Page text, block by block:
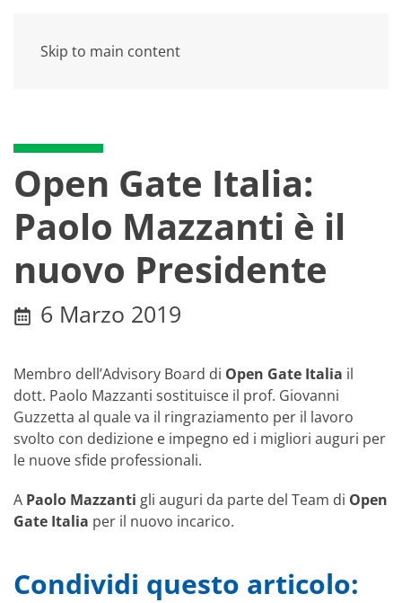
Skip to main content
Open Gate Italia:
Paolo Mazzanti è il
nuovo Presidente
6 Marzo 2019
Membro dell’Advisory Board di Open Gate Italia il
dott. Paolo Mazzanti sostituisce il prof. Giovanni
Guzzetta al quale va il ringraziamento per il lavoro
svolto con dedizione e impegno ed i migliori auguri per
le nuove sfide professionali.
A Paolo Mazzanti gli auguri da parte del Team di Open
Gate Italia per il nuovo incarico.
Condividi questo articolo: